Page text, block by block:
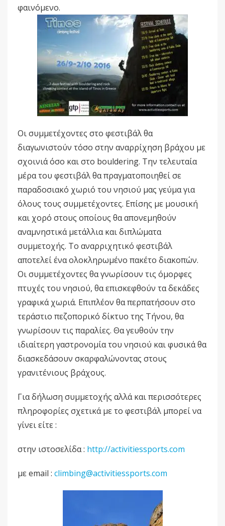
φαινόμενο.
Οι συμμετέχοντες στο φεστιβάλ θα
διαγωνιστούν τόσο στην αναρρίχηση βράχου με
σχοινιά όσο και στο bouldering. Την τελευταία
μέρα του φεστιβάλ θα πραγματοποιηθεί σε
παραδοσιακό χωριό του νησιού μας γεύμα για
όλους τους συμμετέχοντες. Επίσης με μουσική
και χορό στους οποίους θα απονεμηθούν
αναμνηστικά μετάλλια και διπλώματα
συμμετοχής. Το αναρριχητικό φεστιβάλ
αποτελεί ένα ολοκληρωμένο πακέτο διακοπών.
Οι συμμετέχοντες θα γνωρίσουν τις όμορφες
πτυχές του νησιού, θα επισκεφθούν τα δεκάδες
γραφικά χωριά. Επιπλέον θα περπατήσουν στο
τεράστιο πεζοπορικό δίκτυο της Τήνου, θα
γνωρίσουν τις παραλίες. Θα γευθούν την
ιδιαίτερη γαστρονομία του νησιού και φυσικά θα
διασκεδάσουν σκαρφαλώνοντας στους
γρανιτένιους βράχους.
Για δήλωση συμμετοχής αλλά και περισσότερες
πληροφορίες σχετικά με το φεστιβάλ μπορεί να
γίνει είτε :
στην ιστοσελίδα : http://activitiessports.com
με email : climbing@activitiessports.com